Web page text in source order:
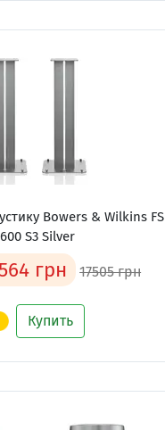
Bowers & Wilkins FS
600 S3 Silver
грн 17505 грн
Купить